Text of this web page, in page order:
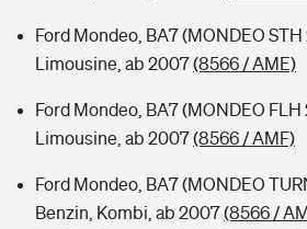
Ford Mondeo, BA7 (MONDEO STH
Limousine, ab 2007(8566 / AME)
Ford Mondeo, BA7 (MONDEO FLH
Limousine, ab 2007(8566 / AMF)
Ford Mondeo, BA7 (MONDEO
Benzin, Kombi, ab 2007(8566 /